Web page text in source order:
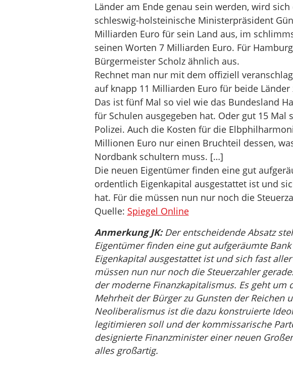
Länder am Ende genau sein werden, wird
schleswig-holsteinische Ministerpräsident
Milliarden Euro für sein Land aus, im
seinen Worten 7 Milliarden Euro. Für
Bürgermeister Scholz ähnlich aus.
Rechnet man nur mit dem offiziell
auf knapp 11 Milliarden Euro für beide Länder
Das ist fünf Mal so viel wie das Bundesland
für Schulen ausgegeben hat. Oder gut 15 Mal
Polizei. Auch die Kosten für die
Millionen Euro nur einen Bruchteil dessen,
Nordbank schultern muss. […]
Die neuen Eigentümer finden eine gut
ordentlich Eigenkapital ausgestattet ist und
hat. Für die müssen nun nur noch die
Quelle: Spiegel Online
Anmerkung JK:Der entscheidende Absatz
Eigentümer finden eine gut aufgeräumte
Eigenkapital ausgestattet ist und sich fast
müssen nun nur noch die Steuerzahler
der moderne Finanzkapitalismus. Es geht um
Mehrheit der Bürger zu Gunsten der Reichen
Neoliberalismus ist die dazu konstruierte
legitimieren soll und der kommissarische
designierte Finanzminister einer neuen
alles großartig.